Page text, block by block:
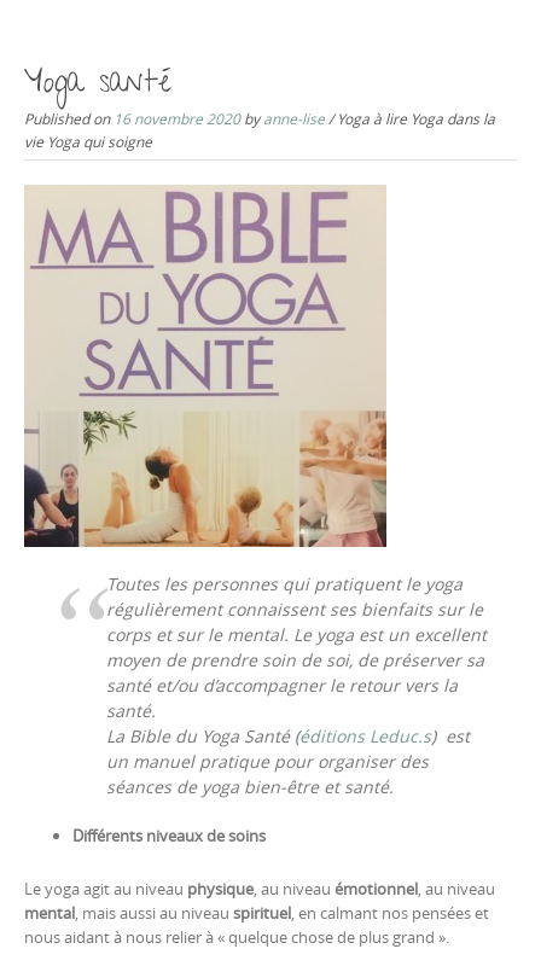
Yoga santé
Published on 16 novembre 2020byanne-lise / Yoga à lire Yoga dans la
vie Yoga qui soigne
Toutes les personnes qui pratiquent le yoga
régulièrement connaissent ses bienfaits sur le
corps et sur le mental. Le yoga est un excellent
moyen de prendre soin de soi, de préserver sa
santé et/ou d’accompagner le retour vers la
santé.
La Bible du Yoga Santé (éditions Leduc.s) est
un manuel pratique pour organiser des
séances de yoga bien-être et santé.
Différents niveaux de soins
Le yoga agit au niveau physique, au niveau émotionnel, au niveau
mental, mais aussi au niveau spirituel, en calmant nos pensées et
nous aidant à nous relier à « quelque chose de plus grand ».